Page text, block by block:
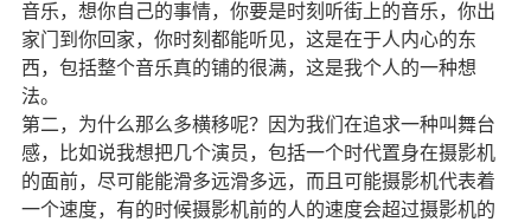
音乐，想你自己的事情，你要是时刻听街上的音乐，你出
家门到你回家，你时刻都能听见，这是在于人内心的东
西，包括整个音乐真的铺的很满，这是我个人的一种想
法。
第二，为什么那么多横移呢？因为我们在追求一种叫舞台
感，比如说我想把几个演员，包括一个时代置身在摄影机
的面前，尽可能能滑多远滑多远，而且可能摄影机代表着
一个速度，有的时候摄影机前的人的速度会超过摄影机的